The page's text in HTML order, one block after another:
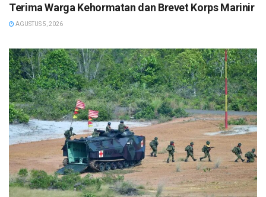
Terima Warga Kehormatan dan Brevet Korps Marinir
AGUSTUS 5, 2026